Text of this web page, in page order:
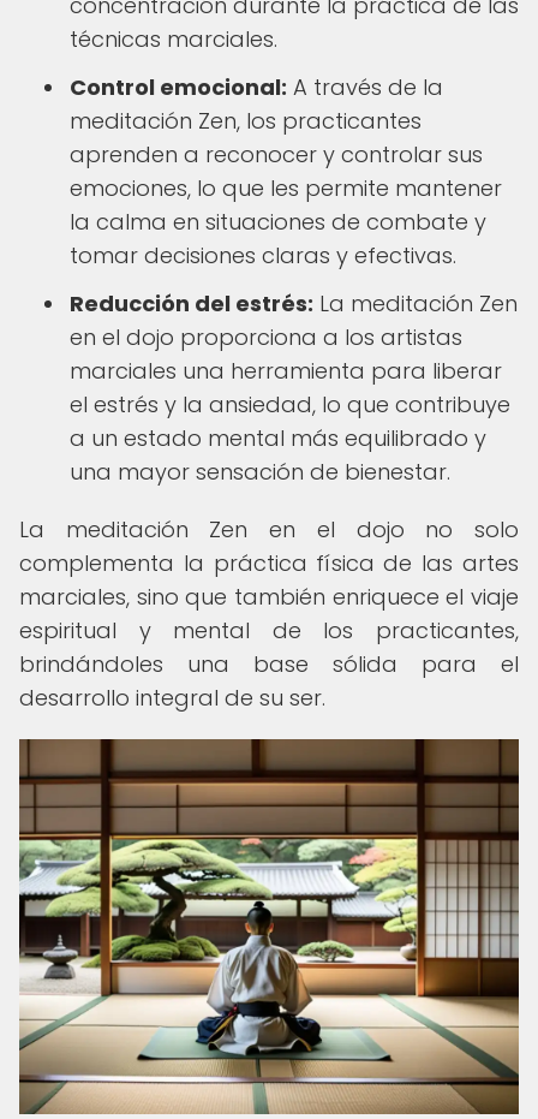
técnicas marciales.
Control emocional: A través de la
meditación Zen, los practicantes
aprenden a reconocer y controlar sus
emociones, lo que les permite mantener
la calma en situaciones de combate y
tomar decisiones claras y efectivas.
Reducción del estrés: La meditación Zen
en el dojo proporciona a los artistas
marciales una herramienta para liberar
el estrés y la ansiedad, lo que contribuye
a un estado mental más equilibrado y
una mayor sensación de bienestar.
La meditación Zen en el dojo no solo
complementa la práctica física de las artes
marciales, sino que también enriquece el viaje
espiritual y mental de los practicantes,
brindándoles una base sólida para el
desarrollo integral de su ser.